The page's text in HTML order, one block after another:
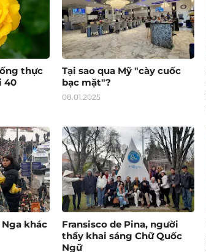
thực
40
Tại sao qua Mỹ "cày cuốc
bạc mặt"?
08.01.2025
khác
Fransisco de Pina, người
thầy khai sáng Chữ Quốc
Ngữ